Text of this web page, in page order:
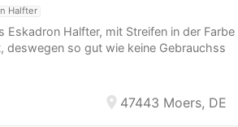
Halfter
Eskadron Halfter, mit Streifen in der Farbe
deswegen so gut wie keine Gebrauchss
location_on 47443 Moers, DE